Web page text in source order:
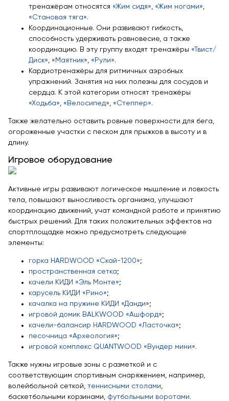
тренажёрам относятся «Жим сидя», «Жим ногами»,
«Становая тяга».
Координационные. Они развивают гибкость,
способность удерживать равновесие, а также
координацию. В эту группу входят тренажёры «Твист/
Диск», «Маятник», «Рули».
Кардиотренажёры для ритмичных аэробных
упражнений. Занятия на них полезны для сосудов и
сердца. К этой категории относят тренажёры
«Ходьба», «Велосипед», «Степпер».
Также желательно оставить ровные поверхности для бега,
огороженные участки с песком для прыжков в высоту и в
длину.
Игровое оборудование
Активные игры развивают логическое мышление и ловкость
тела, повышают выносливость организма, улучшают
координацию движений, учат командной работе и принятию
быстрых решений. Для таких положительных эффектов на
спортплощадке можно предусмотреть следующие
элементы:
горка HARDWOOD «Скай-1200»;
пространственная сетка;
качели КИДИ «Эль Монте»;
карусель КИДИ «Рино»;
качалка на пружине КИДИ «Данди»;
игровой домик BALKWOOD «Ашфорд»;
качели-балансир HARDWOOD «Ласточка»;
песочница «Археология»;
игровой комплекс QUANTWOOD «Вундер мини».
Также нужны игровые зоны с разметкой и с
соответствующим спортивным снаряжением, например,
волейбольной сеткой, теннисными столами,
баскетбольными корзинами, футбольными воротами.